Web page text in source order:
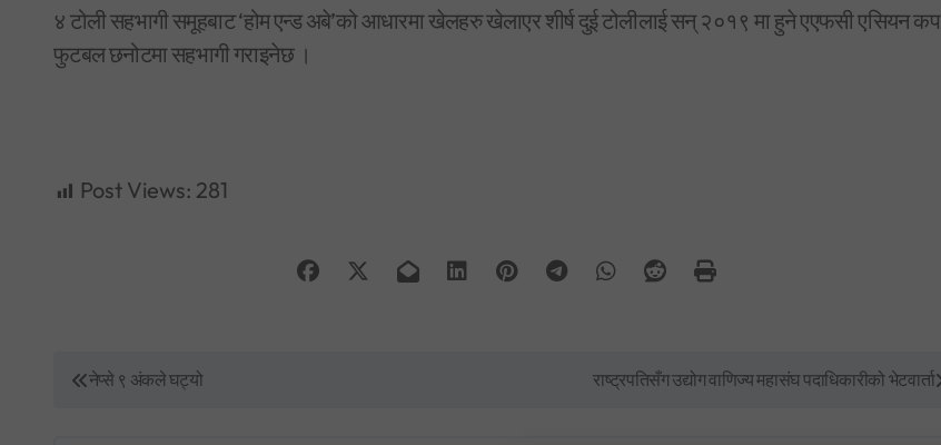
४ टोली सहभागी समूहबाट ‘होम एन्ड अबे’को आधारमा खेलहरु खेलाएर शीर्ष दुई टोलीलाई सन् २०१९ मा हुने एएफसी एसियन कप
फुटबल छनोटमा सहभागी गराइनेछ ।
Post Views: 281
P
नेप्से ९ अंकले घट्यो राष्ट्रपतिसँग उद्योग वाणिज्य महासंघ पदाधिकारीको भेटवार्ता